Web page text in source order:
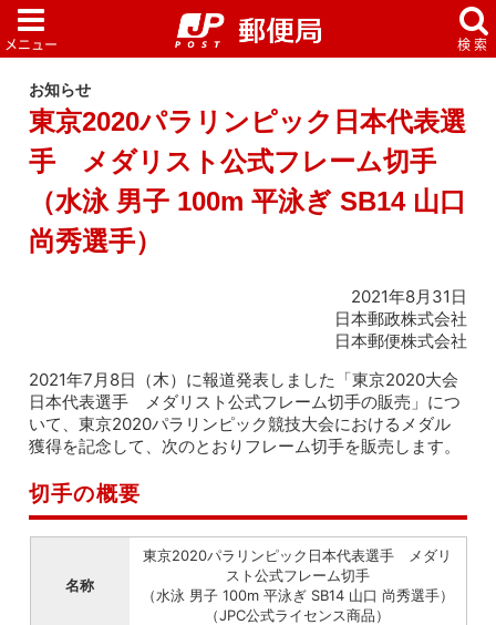
お知らせ
東京2020パラリンピック日本代表選
手 メダリスト公式フレーム切手
（水泳 男子 100m 平泳ぎ SB14 山口
尚秀選手）
2021年8月31日
日本郵政株式会社
日本郵便株式会社
2021年7月8日（木）に報道発表しました「東京2020大会
日本代表選手 メダリスト公式フレーム切手の販売」につ
いて、東京2020パラリンピック競技大会におけるメダル
獲得を記念して、次のとおりフレーム切手を販売します。
切手の概要
名称
東京2020パラリンピック日本代表選手 メダリ
スト公式フレーム切手
（水泳 男子 100m 平泳ぎ SB14 山口 尚秀選手）
（JPC公式ライセンス商品）